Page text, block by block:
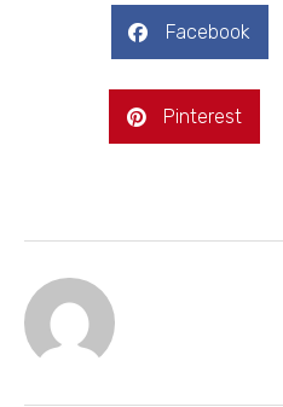
Facebook
Pinterest